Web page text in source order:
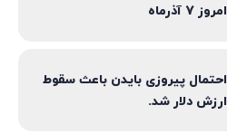
امروز 7 آذرماه
احتمال پیروزی بایدن باعث سقوط
ارزش دلار شد.